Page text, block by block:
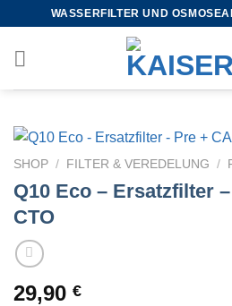
WASSERFILTER UND
SHOP / FILTER & VEREDELUNG /
Q10 Eco – Ersatzfilter
CTO
29,90 €